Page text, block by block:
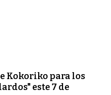
Kokoriko para los
este 7 de